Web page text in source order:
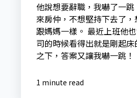
他說想要辭職，我嚇了一
來房仲，不想堅持下去了，
跟媽媽一樣。 最近上班他
司的時候看得出就是剛起
之下，答案又讓我嚇一跳！
1 minute read